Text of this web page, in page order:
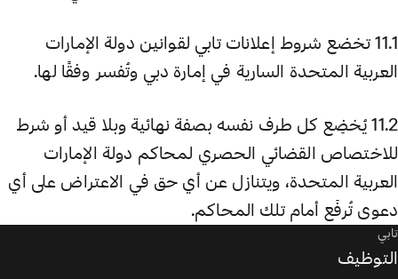
11.1 تخضع شروط إعلانات تابي لقوانين دولة الإمارات
العربية المتحدة السارية في إمارة دبي وتُفسر وفقًا لها.
11.2 يُخضِع كل طرف نفسه بصفة نهائية وبلا قيد أو شرط
للاختصاص القضائي الحصري لمحاكم دولة الإمارات
العربية المتحدة، ويتنازل عن أي حق في الاعتراض على أي
دعوى تُرفَع أمام تلك المحاكم.
تابي
التوظيف